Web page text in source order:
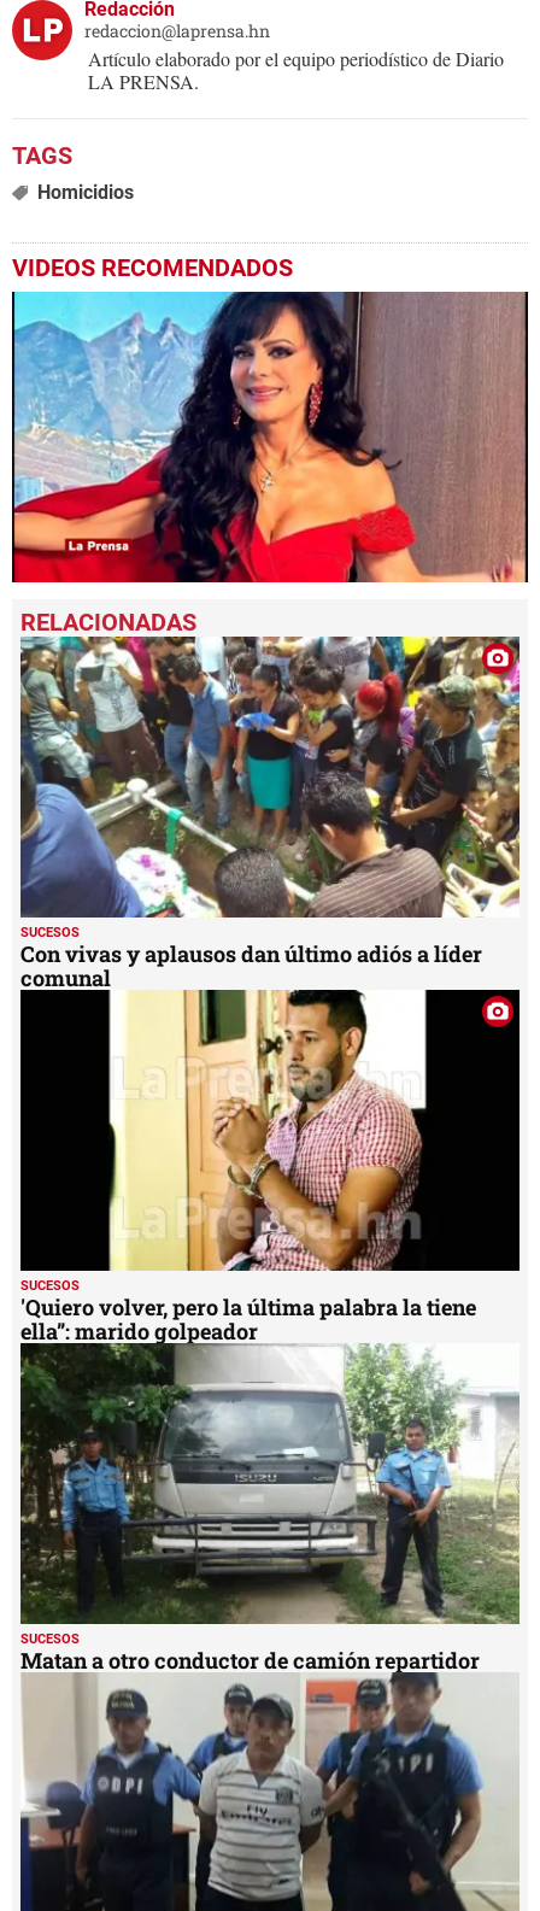
Redacción
redaccion@laprensa.hn
Artículo elaborado por el equipo periodístico de Diario
LA PRENSA.
Homicidios
VIDEOS RECOMENDADOS
seconds
of
1
minute,
13
seconds
SUCESOS
Con vivas y aplausos dan último adiós a líder
comunal
SUCESOS
'Quiero volver, pero la última palabra la tiene
ella”: marido golpeador
SUCESOS
Matan a otro conductor de camión repartidor